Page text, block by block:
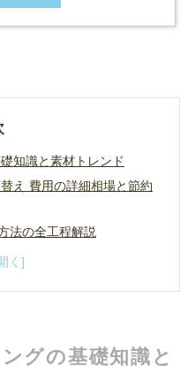
知識と素材トレンド
え 費用の詳細相場と節約
法の全工程解説
品レビュー
グの基礎知識と